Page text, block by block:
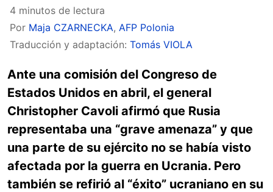
4 minutos de lectura
Por Maja CZARNECKA, AFP Polonia
Traducción y adaptación: Tomás VIOLA
Ante una comisión del Congreso de
Estados Unidos en abril, el general
Christopher Cavoli afirmó que Rusia
representaba una “grave amenaza” y que
una parte de su ejército no se había visto
afectada por la guerra en Ucrania. Pero
también se refirió al “éxito” ucraniano en su